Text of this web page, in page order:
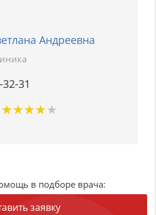
Андреевна
31
★★★★★
★★★★★
в подборе врача:
заявку